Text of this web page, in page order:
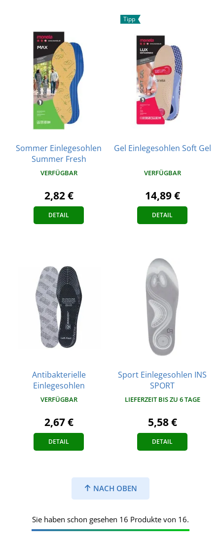
Sommer Einlegesohlen
Summer Fresh
VERFÜGBAR
2,82 €
DETAIL
Tipp
Gel Einlegesohlen Soft Gel
VERFÜGBAR
14,89 €
DETAIL
Antibakterielle
Einlegesohlen
VERFÜGBAR
2,67 €
DETAIL
Sport Einlegesohlen INS
SPORT
LIEFERZEIT BIS ZU 6 TAGE
5,58 €
DETAIL
NACH OBEN
Sie haben schon gesehen 16 Produkte von 16.